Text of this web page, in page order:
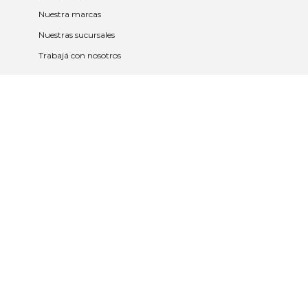
Nuestra marcas
Nuestras sucursales
Trabajá con nosotros